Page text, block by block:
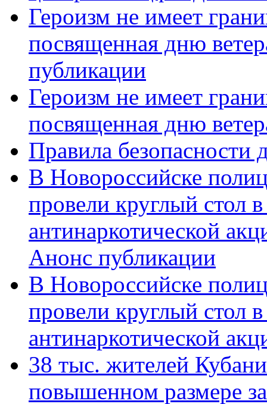
Героизм не имеет
посвященная дню
публикации
Героизм не имеет
посвященная дню
Правила безопасности
В Новороссийске
провели круглый стол
антинаркотической
Анонс публикации
В Новороссийске
провели круглый стол
антинаркотической
38 тыс. жителей
повышенном размере